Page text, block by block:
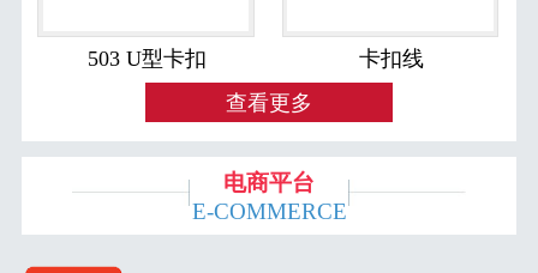
503 U型卡扣
卡扣线
查看更多
电商平台
E-COMMERCE